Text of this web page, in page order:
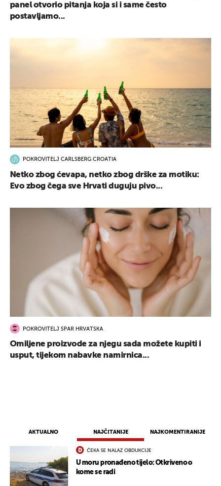
AKTUALNO NAJČITANIJE NAJKOMENTIRANIJE
ČEKA SE NALAZ OBDUKCIJE
U moru pronađeno tijelo: Otkriveno o
kome se radi
panel otvorio pitanja koja si i same često
postavljamo...
POKROVITELJ CARLSBERG CROATIA
Netko zbog ćevapa, netko zbog drške za motiku:
Evo zbog čega sve Hrvati duguju pivo...
POKROVITELJ SPAR HRVATSKA
Omiljene proizvode za njegu sada možete kupiti i
usput, tijekom nabavke namirnica...